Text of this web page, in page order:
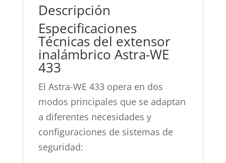
Descripción
Especificaciones
Técnicas del extensor
inalámbrico Astra-WE
433
El Astra-WE 433 opera en dos
modos principales que se adaptan
a diferentes necesidades y
configuraciones de sistemas de
seguridad: